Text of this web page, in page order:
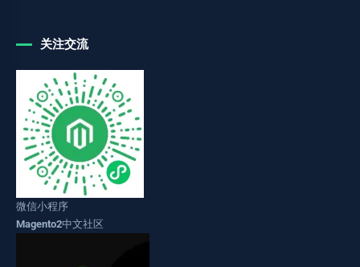
关注交流
微信小程序
Magento2中文社区